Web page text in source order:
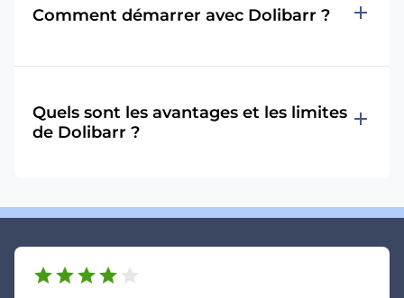
Comment démarrer avec Dolibarr ? add
Quels sont les avantages et les limites
de Dolibarr ?
add
starstarstarstar star